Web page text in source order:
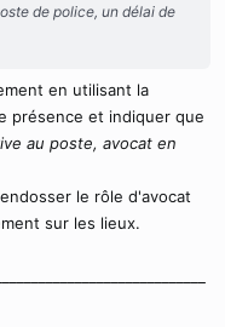
de police, un délai de
en utilisant la
présence et indiquer que
au poste, avocat en
le rôle d'avocat
sur les lieux.